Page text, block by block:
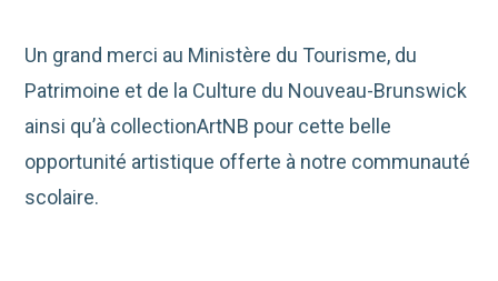
Un grand merci au Ministère du Tourisme, du
Patrimoine et de la Culture du Nouveau-Brunswick
ainsi qu’à collectionArtNB pour cette belle
opportunité artistique offerte à notre communauté
scolaire.